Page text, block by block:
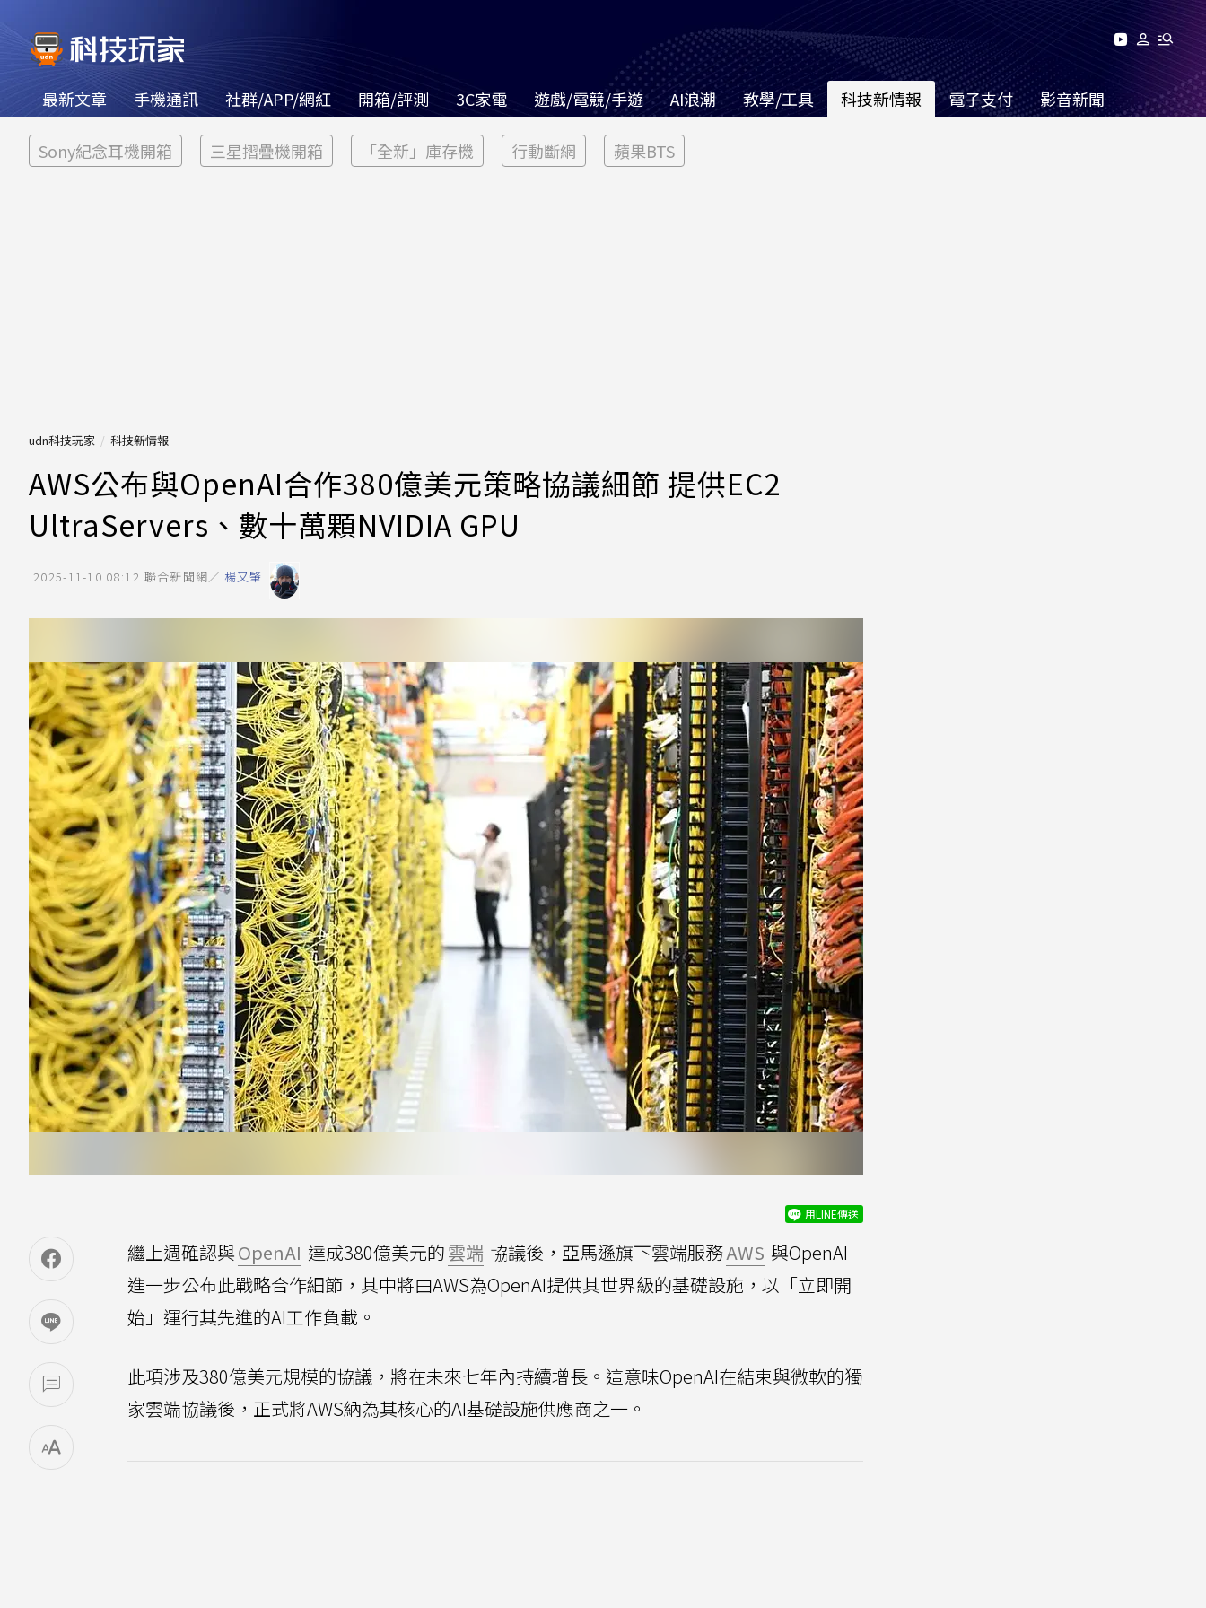
最新文章 手機通訊 社群/APP/網紅 開箱/評測 3C家電 遊戲/電競/手遊 AI浪潮 教學/工具 科技新情報 電子支付 影音新聞
Sony紀念耳機開箱 三星摺疊機開箱 「全新」庫存機 行動斷網 蘋果BTS
udn科技玩家 科技新情報
AWS公布與OpenAI合作380億美元策略協議細節 提供EC2
UltraServers、數十萬顆NVIDIA GPU
2025-11-10 08:12 聯合新聞網／ 楊又肇
用LINE傳送
繼上週確認與OpenAI 達成380億美元的雲端 協議後，亞馬遜旗下雲端服務AWS 與OpenAI
進一步公布此戰略合作細節，其中將由AWS為OpenAI提供其世界級的基礎設施，以「立即開
始」運行其先進的AI工作負載。
此項涉及380億美元規模的協議，將在未來七年內持續增長。這意味OpenAI在結束與微軟的獨
家雲端協議後，正式將AWS納為其核心的AI基礎設施供應商之一。